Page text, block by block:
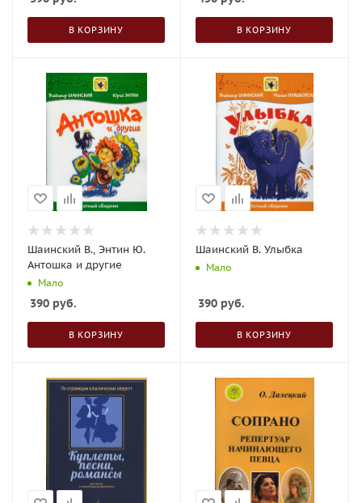
В КОРЗИНУ В КОРЗИНУ
Шаинский В., Энтин Ю.
Антошка и другие
Мало
390 руб.
В КОРЗИНУ
Шаинский В. Улыбка
Мало
390 руб.
В КОРЗИНУ